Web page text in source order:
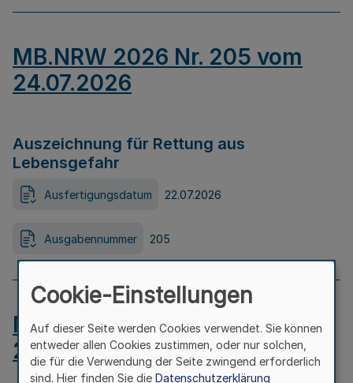
MB.NRW 2026 Nr. 205 vom
24.07.2026
Auszeichnung für Rettung aus
Lebensgefahr
Ausfertigungsdatum 22.07.2026
Ausgabennummer 205
MB.NRW 2026 Nr. 204 vom
24.07.2026
Cookie-Einstellungen
Auf dieser Seite werden Cookies verwendet. Sie können
entweder allen Cookies zustimmen, oder nur solchen,
die für die Verwendung der Seite zwingend erforderlich
sind. Hier finden Sie die Datenschutzerklärung